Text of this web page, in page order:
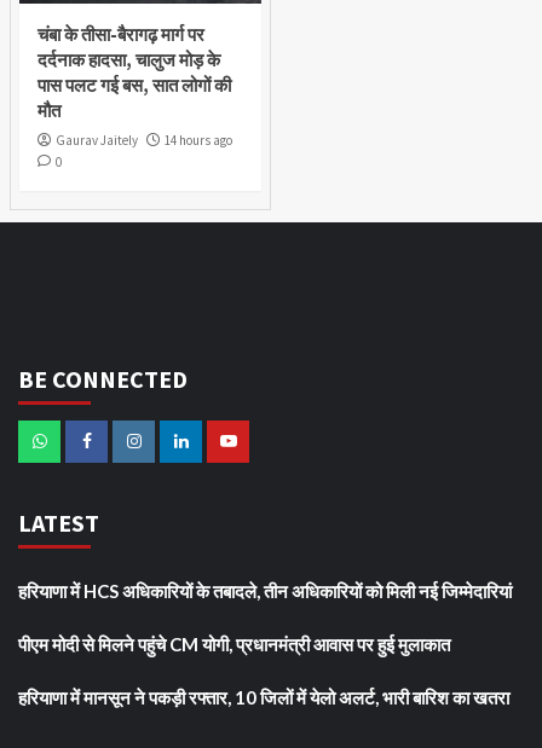
चंबा के तीसा-बैरागढ़ मार्ग पर
दर्दनाक हादसा, चालुज मोड़ के
पास पलट गई बस, सात लोगों की
मौत
Gaurav Jaitely
14 hours ago
0
BE CONNECTED
LATEST
हरियाणा में HCS अधिकारियों के तबादले, तीन अधिकारियों को मिली नई जिम्मेदारियां
पीएम मोदी से मिलने पहुंचे CM योगी, प्रधानमंत्री आवास पर हुई मुलाकात
हरियाणा में मानसून ने पकड़ी रफ्तार, 10 जिलों में येलो अलर्ट, भारी बारिश का खतरा